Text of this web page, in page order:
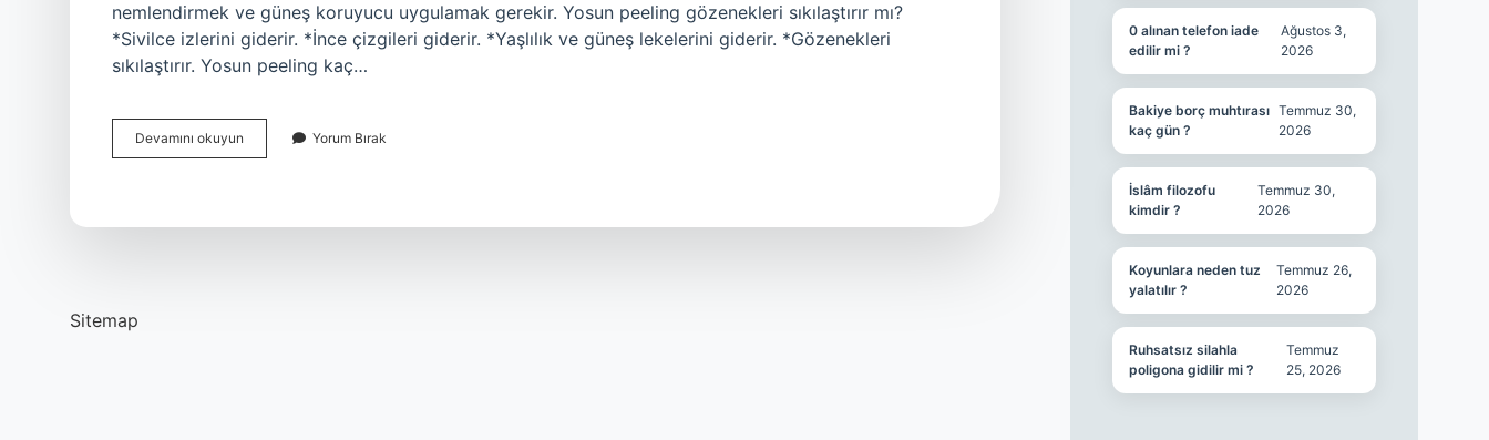
nemlendirmek ve güneş koruyucu uygulamak gerekir. Yosun peeling gözenekleri sıkılaştırır mı?
*Sivilce izlerini giderir. *İnce çizgileri giderir. *Yaşlılık ve güneş lekelerini giderir. *Gözenekleri
sıkılaştırır. Yosun peeling kaç…
Devamını okuyun
Peeling
Yorum Bırak
Sitemap
0 alınan telefon iade
edilir mi ?
Ağustos 3,
2026
Bakiye borç muhtırası
kaç gün ?
Temmuz 30,
2026
İslâm filozofu
kimdir ?
Temmuz 30,
2026
Koyunlara neden tuz
yalatılır ?
Temmuz 26,
2026
Ruhsatsız silahla
poligona gidilir mi ?
Temmuz
25, 2026